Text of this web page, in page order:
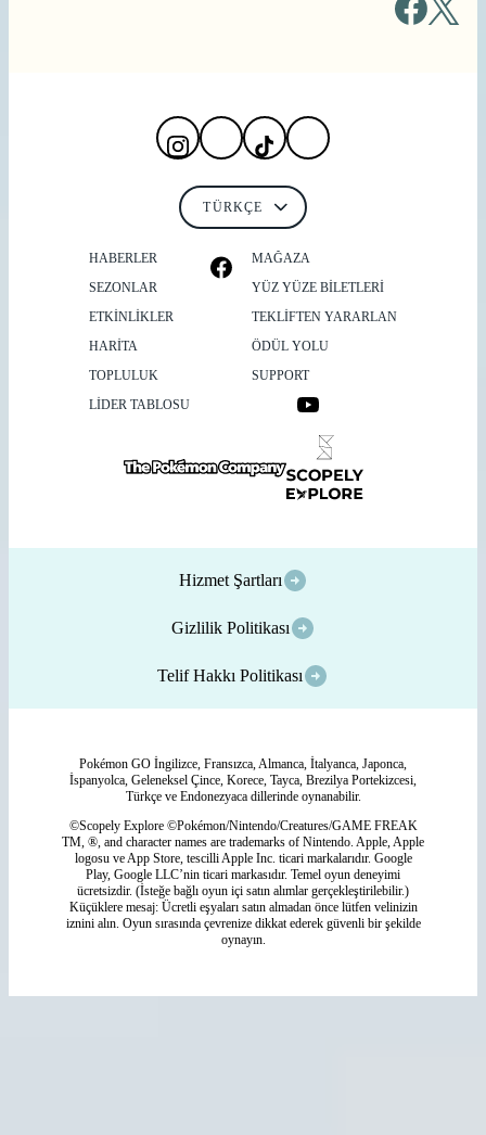
HABERLER
SEZONLAR
ETKİNLİKLER
HARITA
TOPLULUK
LİDER TABLOSU
MAĞAZA
YÜZ YÜZE BILETLERI
TEKLIFTEN YARARLAN
ÖDÜL YOLU
SUPPORT
Hizmet Şartları
Gizlilik Politikası
Telif Hakkı Politikası
Pokémon GO İngilizce, Fransızca, Almanca, İtalyanca, Japonca,
İspanyolca, Geleneksel Çince, Korece, Tayca, Brezilya Portekizcesi,
Türkçe ve Endonezyaca dillerinde oynanabilir.
©Scopely Explore ©Pokémon/Nintendo/Creatures/GAME FREAK
TM, ®, and character names are trademarks of Nintendo. Apple, Apple
logosu ve App Store, tescilli Apple Inc. ticari markalarıdır. Google
Play, Google LLC’nin ticari markasıdır. Temel oyun deneyimi
ücretsizdir. (İsteğe bağlı oyun içi satın alımlar gerçekleştirilebilir.)
Küçüklere mesaj: Ücretli eşyaları satın almadan önce lütfen velinizin
iznini alın. Oyun sırasında çevrenize dikkat ederek güvenli bir şekilde
oynayın.